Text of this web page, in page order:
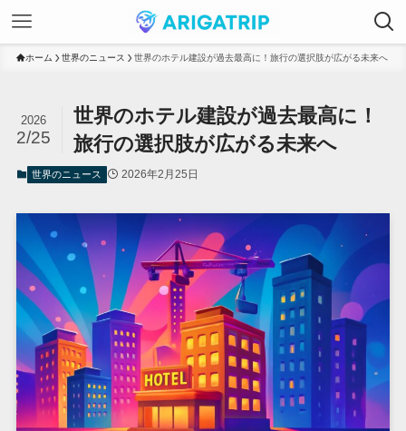
ホーム 世界のニュース 世界のホテル建設が過去最高に！旅行の選択肢が広がる未来へ
世界のホテル建設が過去最高に！
旅行の選択肢が広がる未来へ
2026
2/25
世界のニュース 2026年2月25日